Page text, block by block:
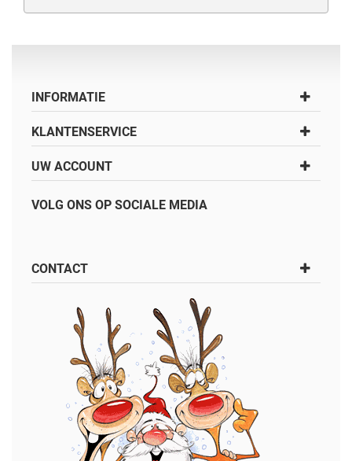
INFORMATIE
KLANTENSERVICE
UW ACCOUNT
VOLG ONS OP SOCIALE MEDIA
CONTACT